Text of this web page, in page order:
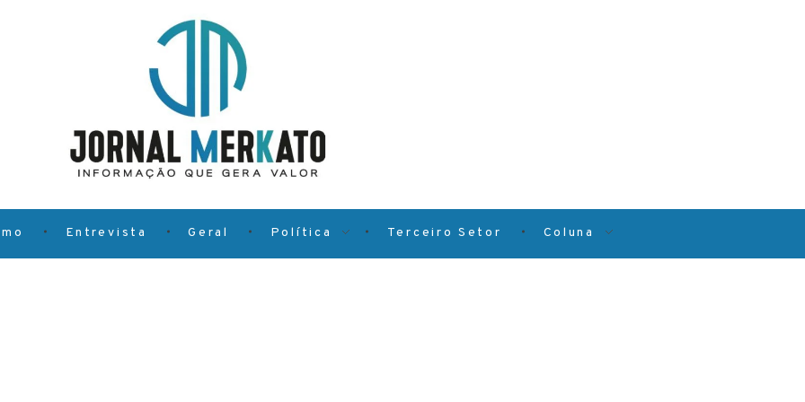
Entrevista Geral Política Terceiro Setor Coluna